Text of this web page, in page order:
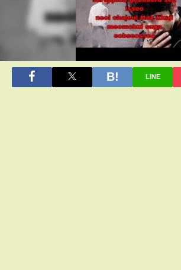
LINE